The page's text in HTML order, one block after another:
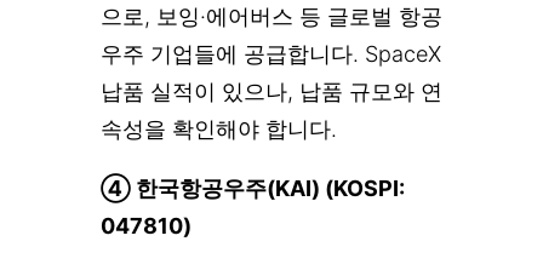
으로, 보잉·에어버스 등 글로벌 항공
우주 기업들에 공급합니다. SpaceX
납품 실적이 있으나, 납품 규모와 연
속성을 확인해야 합니다.
④ 한국항공우주(KAI) (KOSPI:
047810)